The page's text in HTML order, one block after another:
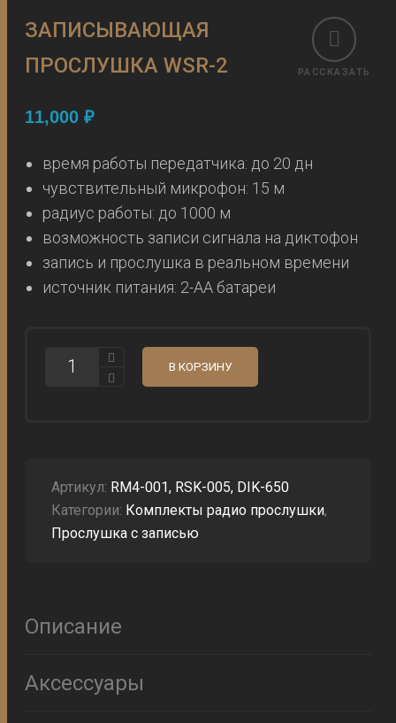
РАССКАЗАТЬ
ЗАПИСЫВАЮЩАЯ
ПРОСЛУШКА WSR-2
11,000₽
время работы передатчика: до 20 дн
чувствительный микрофон: 15 м
радиус работы: до 1000 м
возможность записи сигнала на диктофон
запись и прослушка в реальном времени
источник питания: 2-AA батареи
КОЛИЧЕСТВО
ЗАПИСЫВАЮЩАЯ
ПРОСЛУШКА
В КОРЗИНУ
Артикул: RM4-001, RSK-005, DIK-650
Категории: Комплекты радио прослушки,
Прослушка с записью
Описание
Аксессуары